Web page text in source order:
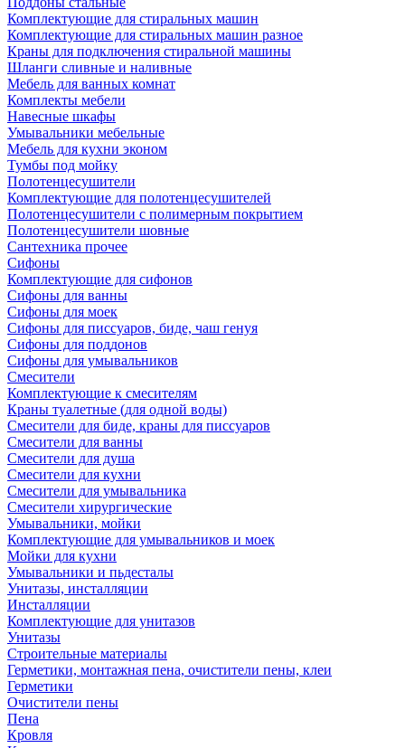
Комплектующие для стиральных машин
Комплектующие для стиральных машин разное
Краны для подключения стиральной машины
Шланги сливные и наливные
Мебель для ванных комнат
Комплекты мебели
Навесные шкафы
Умывальники мебельные
Мебель для кухни эконом
Тумбы под мойку
Полотенцесушители
Комплектующие для полотенцесушителей
Полотенцесушители с полимерным покрытием
Полотенцесушители шовные
Сантехника прочее
Сифоны
Комплектующие для сифонов
Сифоны для ванны
Сифоны для моек
Сифоны для писсуаров, биде, чаш генуя
Сифоны для поддонов
Сифоны для умывальников
Смесители
Комплектующие к смесителям
Краны туалетные (для одной воды)
Смесители для биде, краны для писсуаров
Смесители для ванны
Смесители для душа
Смесители для кухни
Смесители для умывальника
Смесители хирургические
Умывальники, мойки
Комплектующие для умывальников и моек
Мойки для кухни
Умывальники и пьдесталы
Унитазы, инсталляции
Инсталляции
Комплектующие для унитазов
Унитазы
Строительные материалы
Герметики, монтажная пена, очистители пены, клеи
Герметики
Очистители пены
Пена
Кровля